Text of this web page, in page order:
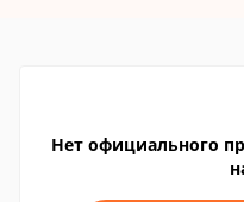
Нет официального